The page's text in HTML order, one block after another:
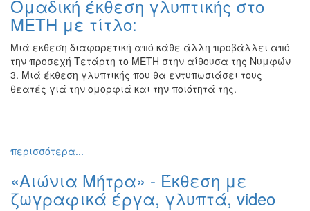
Ζωγραφική
Φωτογραφία
Τραγούδι
Μουσική
Κινηματογράφος
Παζάρι
Συνέδρια
Ομαδική έκθεση γλυπτικής στο
ΜΕΤΗ με τίτλο:
Μιά εκθεση διαφορετική από κάθε άλλη προβάλλει από
την προσεχή Τετάρτη το ΜΕΤΗ στην αίθουσα της Νυμφών
3. Μιά έκθεση γλυπτικής που θα εντυπωσιάσει τους
θεατές γιά την ομορφιά και την ποιότητά της.
περισσότερα...
«Αιώνια Μήτρα» - Έκθεση με
ζωγραφικά έργα, γλυπτά, video